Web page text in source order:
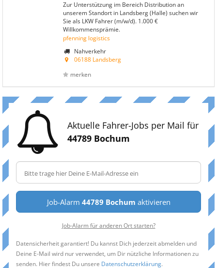
Zur Unterstützung im Bereich Distribution an
unserem Standort in Landsberg (Halle) suchen wir
Sie als LKW Fahrer (m/w/d). 1.000 €
Willkommensprämie.
pfenning logistics
Nahverkehr
06188 Landsberg
merken
Aktuelle Fahrer-Jobs per Mail für
44789 Bochum
Job-Alarm 44789 Bochum aktivieren
Job-Alarm für anderen Ort starten?
Datensicherheit garantiert! Du kannst Dich jederzeit abmelden und
Deine E-Mail wird nur verwendet, um Dir nützliche Informationen zu
senden. Hier findest Du unsere Datenschutzerklärung.